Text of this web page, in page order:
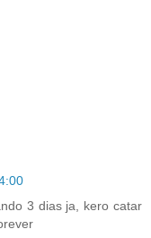
3 dias ja, kero catar